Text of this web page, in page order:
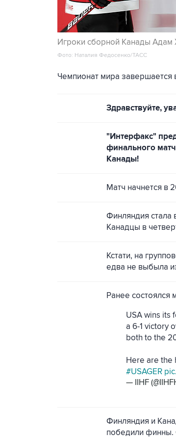
Игроки сборной Канады
Фото: Наталия Федосенко/ТАСС
Чемпионат мира завершается
Здравствуйте,
"Интерфакс"
финального
Канады!
Матч начнется в
Финляндия стала
Канадцы в
Кстати, на
едва не выбыла
Ранее состоялся
USA wins its
a 6-1 victory
both to the
Here are the
#USAGER
— IIHF
Финляндия и
победили финны.